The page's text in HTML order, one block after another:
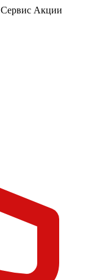
Сервис Акции